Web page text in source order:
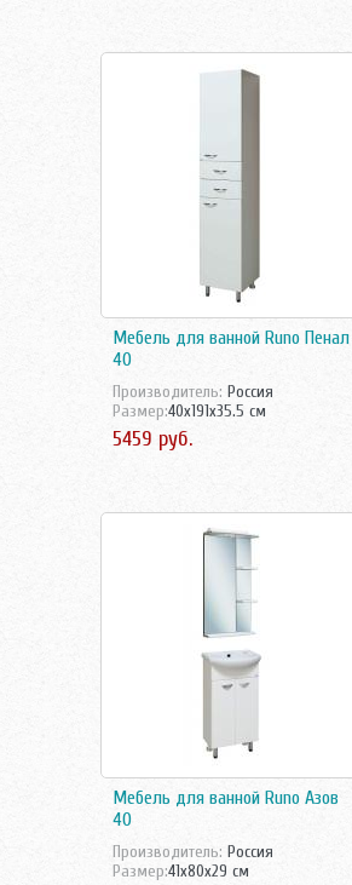
Мебель для ванной Runo Пенал
40
Производитель: Россия
Размер:40x191x35.5 см
5459 руб.
Мебель для ванной Runo Азов
40
Производитель: Россия
Размер:41x80x29 см